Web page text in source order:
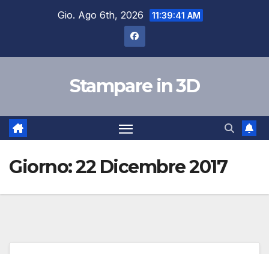
Gio. Ago 6th, 2026 11:39:41 AM
Stampare in 3D
Giorno:22 Dicembre 2017